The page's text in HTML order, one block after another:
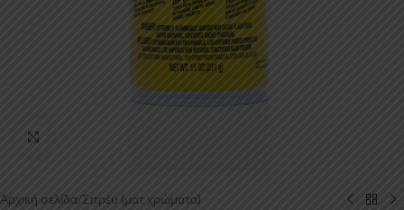
Αρχική σελίδα/Σπρέυ (ματ χρώματα)